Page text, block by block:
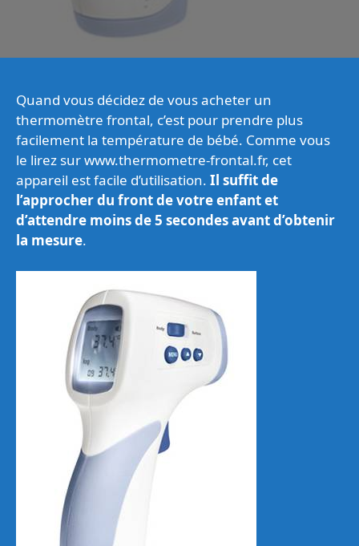
Quand vous décidez de vous acheter un
thermomètre frontal, c’est pour prendre plus
facilement la température de bébé. Comme vous
le lirez sur www.thermometre-frontal.fr, cet
appareil est facile d’utilisation. Il suffit de
l’approcher du front de votre enfant et
d’attendre moins de 5 secondes avant d’obtenir
la mesure.